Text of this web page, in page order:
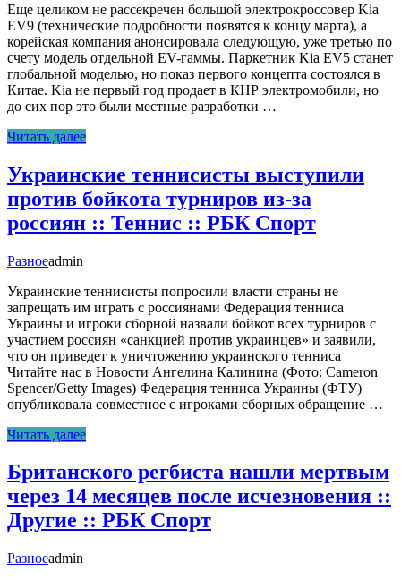
Еще целиком не рассекречен большой электрокроссовер Kia
EV9 (технические подробности появятся к концу марта), а
корейская компания анонсировала следующую, уже третью по
счету модель отдельной EV-гаммы. Паркетник Kia EV5 станет
глобальной моделью, но показ первого концепта состоялся в
Китае. Kia не первый год продает в КНР электромобили, но
до сих пор это были местные разработки …
Читать далее
Украинские теннисисты выступили
против бойкота турниров из-за
россиян :: Теннис :: РБК Спорт
Разноеadmin
Украинские теннисисты попросили власти страны не
запрещать им играть с россиянами Федерация тенниса
Украины и игроки сборной назвали бойкот всех турниров с
участием россиян «санкцией против украинцев» и заявили,
что он приведет к уничтожению украинского тенниса
Читайте нас в Новости Ангелина Калинина (Фото: Cameron
Spencer/Getty Images) Федерация тенниса Украины (ФТУ)
опубликовала совместное с игроками сборных обращение …
Читать далее
Британского регбиста нашли мертвым
через 14 месяцев после исчезновения ::
Другие :: РБК Спорт
Разноеadmin